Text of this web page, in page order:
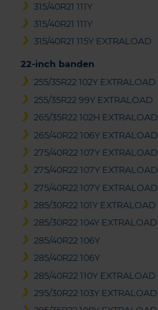
315/40R21 111Y
315/40R21 111Y
315/40R21 115Y EXTRALOAD
22-inch banden
255/35R22 102Y EXTRALOAD
255/35R22 99Y EXTRALOAD
265/35R22 102H EXTRALOAD
265/40R22 106Y EXTRALOAD
275/40R22 107Y EXTRALOAD
275/40R22 107Y EXTRALOAD
275/40R22 107Y EXTRALOAD
285/30R22 101Y EXTRALOAD
285/30R22 104Y EXTRALOAD
285/40R22 106Y
285/40R22 106Y
285/40R22 110Y EXTRALOAD
295/30R22 103Y EXTRALOAD